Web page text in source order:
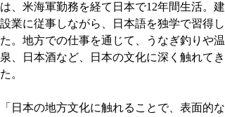
は、米海軍勤務を経て日本で12年間生活。建
設業に従事しながら、日本語を独学で習得し
た。地方での仕事を通じて、うなぎ釣りや温
泉、日本酒など、日本の文化に深く触れてき
た。
「日本の地方文化に触れることで、表面的な